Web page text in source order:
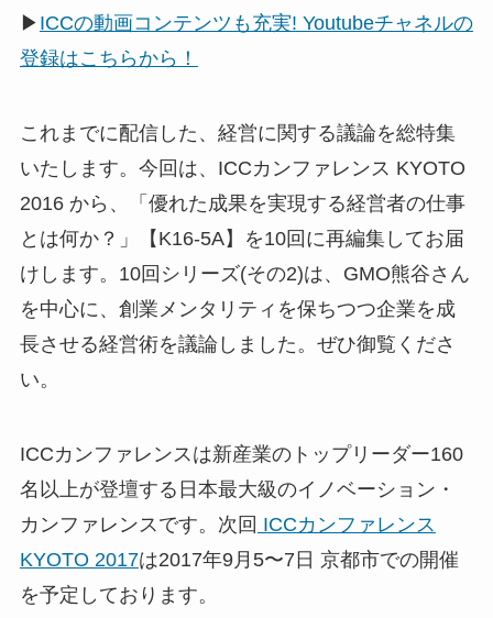
▶ ICCの動画コンテンツも充実! Youtubeチャネルの
登録はこちらから！
これまでに配信した、経営に関する議論を総特集
いたします。今回は、ICCカンファレンス KYOTO
2016 から、「優れた成果を実現する経営者の仕事
とは何か？」【K16-5A】を10回に再編集してお届
けします。10回シリーズ(その2)は、GMO熊谷さん
を中心に、創業メンタリティを保ちつつ企業を成
長させる経営術を議論しました。ぜひ御覧くださ
い。
ICCカンファレンスは新産業のトップリーダー160
名以上が登壇する日本最大級のイノベーション・
カンファレンスです。次回 ICCカンファレンス
KYOTO 2017は2017年9月5〜7日 京都市での開催
を予定しております。